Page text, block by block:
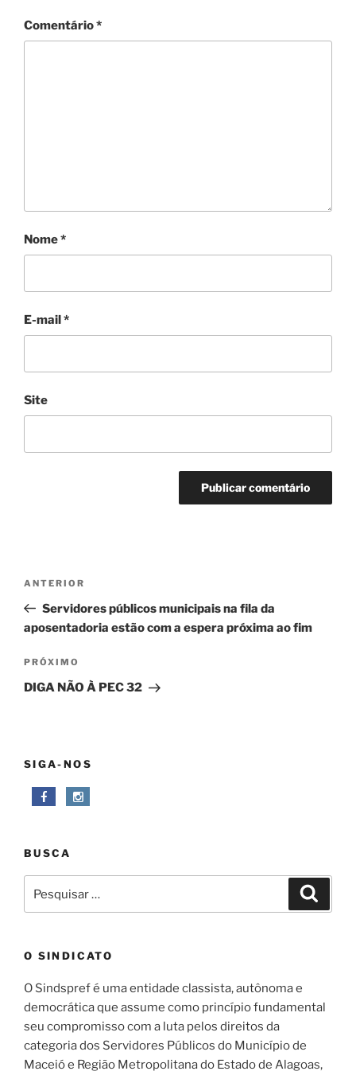
Comentário*
Nome*
E-mail*
Site
Post
Post
anterior
ANTERIOR
Servidores públicos municipais na fila da
aposentadoria estão com a espera próxima ao fim
Próximo
post
PRÓXIMO
DIGA NÃO À PEC 32
SIGA-NOS
BUSCA
por:
O SINDICATO
O Sindspref é uma entidade classista, autônoma e
democrática que assume como princípio fundamental
seu compromisso com a luta pelos direitos da
categoria dos Servidores Públicos do Município de
Maceió e Região Metropolitana do Estado de Alagoas,